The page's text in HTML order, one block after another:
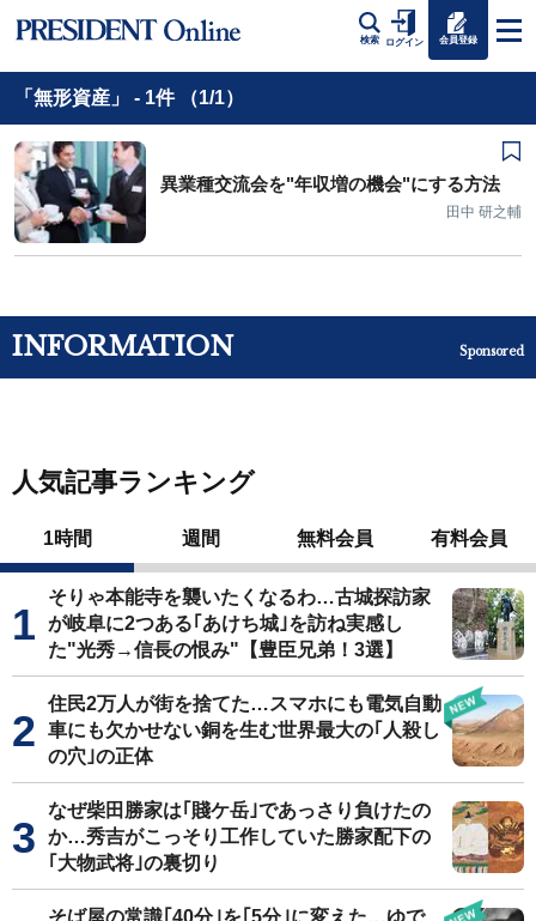
検索 ログイン 会員登録
「無形資産」 - 1件 （1/1）
異業種交流会を"年収増の機会"にする方法
田中 研之輔
INFORMATION Sponsored
人気記事ランキング
1時間 週間 無料会員 有料会員
そりゃ本能寺を襲いたくなるわ…古城探訪家
が岐阜に2つある｢あけち城｣を訪ね実感し
た"光秀→信長の恨み"【豊臣兄弟！3選】
住民2万人が街を捨てた…スマホにも電気自動
車にも欠かせない銅を生む世界最大の｢人殺し
の穴｣の正体
なぜ柴田勝家は｢賤ケ岳｣であっさり負けたの
か…秀吉がこっそり工作していた勝家配下の
｢大物武将｣の裏切り
そば屋の常識｢40分｣を｢5分｣に変えた…ゆで